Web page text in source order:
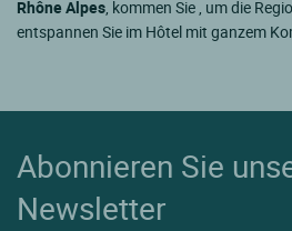
Rhône Alpes, kommen Sie , um die
entspannen Sie im Hôtel mit ganzem
Abonnieren Sie
Newsletter